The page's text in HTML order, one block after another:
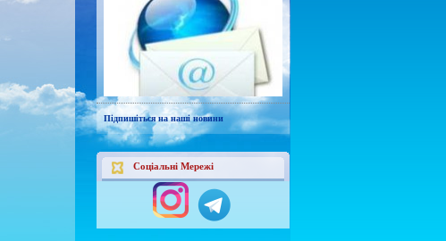
Підпишіться на наші новини
Соціальні Мережі